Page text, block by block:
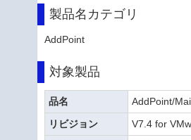
製品名カテゴリ
AddPoint
対象製品
品名
AddPoint/
リビジョン
V7.4 for